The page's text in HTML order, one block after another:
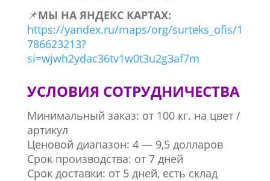
📌МЫ НА ЯНДЕКС КАРТАХ:
https://yandex.ru/maps/org/surteks_ofis/1
786623213?
si=wjwh2ydac36tv1w0t3u2g3af7m
УСЛОВИЯ СОТРУДНИЧЕСТВА
Минимальный заказ: от 100 кг. на цвет /
артикул
Ценовой диапазон: 4 — 9,5 долларов
Срок производства: от 7 дней
Срок доставки: от 5 дней, есть склад